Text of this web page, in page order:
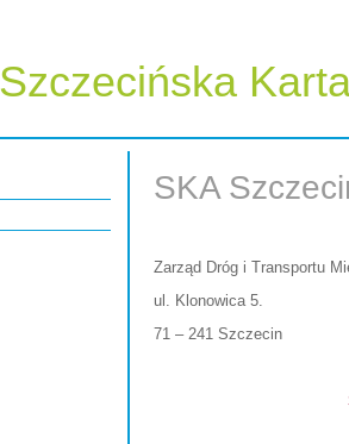
Szczecińska
SKA
Zarząd Dróg i Transportu
ul. Klonowica 5.
71 – 241 Szczecin